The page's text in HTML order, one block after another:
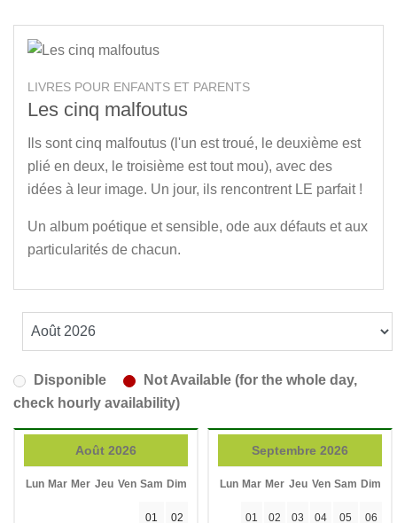
LIVRES POUR ENFANTS ET PARENTS
Les cinq malfoutus
Ils sont cinq malfoutus (l'un est troué, le deuxième est
plié en deux, le troisième est tout mou), avec des
idées à leur image. Un jour, ils rencontrent LE parfait !
Un album poétique et sensible, ode aux défauts et aux
particularités de chacun.
Disponible
Not Available (for the whole day,
check hourly availability)
Août 2026
Lun Mar Mer Jeu Ven Sam Dim
01 02
Septembre 2026
Lun Mar Mer Jeu Ven Sam Dim
01 02 03 04 05 06